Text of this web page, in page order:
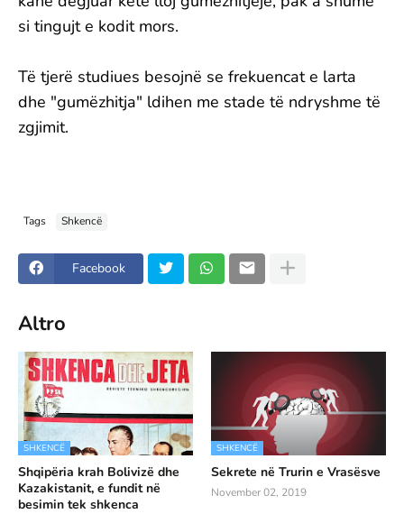
si tingujt e kodit mors.
Të tjerë studiues besojnë se frekuencat e larta
dhe "gumëzhitja" ldihen me stade të ndryshme të
zgjimit.
Tags Shkencë
Facebook
Altro
SHKENCË
Shqipëria krah Bolivizë dhe
Kazakistanit, e fundit në
besimin tek shkenca
SHKENCË
Sekrete në Trurin e Vrasësve
November 02, 2019